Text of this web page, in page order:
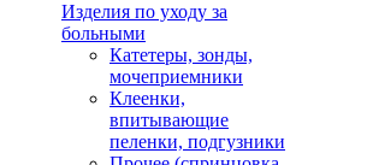
Изделия по уходу за
больными
Катетеры, зонды,
мочеприемники
Клеенки,
впитывающие
пеленки, подгузники